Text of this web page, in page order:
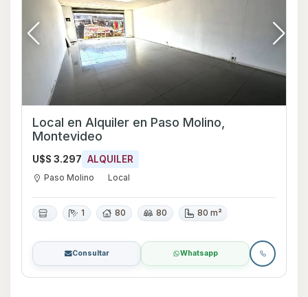
Local en Alquiler en Paso Molino,
Montevideo
U$S 3.297 ALQUILER
Paso Molino Local
1 80 80 80 m²
Consultar Whatsapp